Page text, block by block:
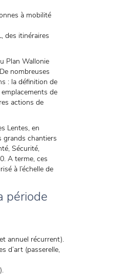
à mobilité
des itinéraires
Plan Wallonie
nombreuses
: la définition de
de
actions de
Lentes, en
grands chantiers
Sécurité,
A terme, ces
à l’échelle de
période
annuel récurrent).
d’art (passerelle,